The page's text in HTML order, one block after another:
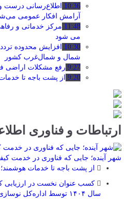
10:36 اطلاع‌رسانی درست
آرامش افکار عمومی
11:48 مرکز خدماتی و
می شود
10:30
افزایش محدوده
شمال و شمال‌غرب کشور
9:27 رفع مشکلات اراضی فاز ۲ خاوران با جدیت دنبال
9:20 از پشت باجه تا
ارتباطات و فناوری
شهر آینده؛ جایی که فناوری در خدمت
از پشت باجه تا خدمات
کسب عنوان نخست در ارزیابی
سال ۱۴۰۴ توسط اداره‌کل